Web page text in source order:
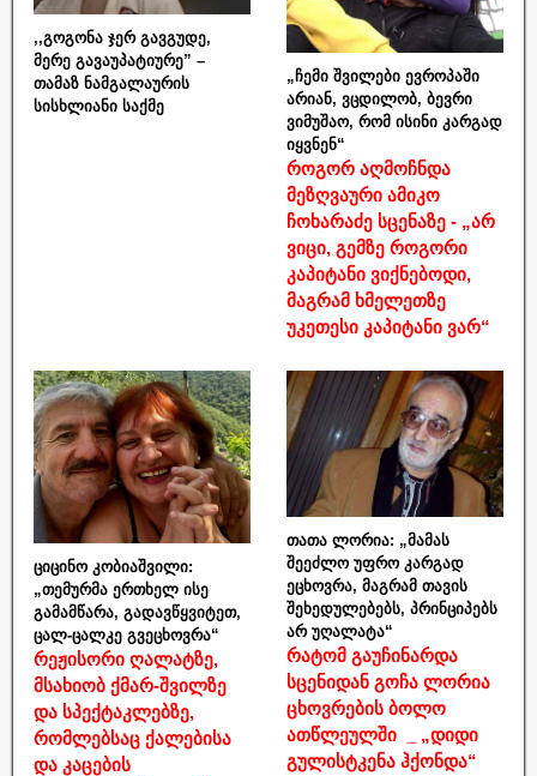
,,გოგონა ჯერ გავგუდე,
მერე გავაუპატიურე” –
თამაზ ნამგალაურის
სისხლიანი საქმე
„ჩემი შვილები ევროპაში
არიან, ვცდილობ, ბევრი
ვიმუშაო, რომ ისინი კარგად
იყვნენ“
როგორ აღმოჩნდა
მეზღვაური ამიკო
ჩოხარაძე სცენაზე - „არ
ვიცი, გემზე როგორი
კაპიტანი ვიქნებოდი,
მაგრამ ხმელეთზე
უკეთესი კაპიტანი ვარ“
ციცინო კობიაშვილი:
„თემურმა ერთხელ ისე
გამამწარა, გადავწყვიტეთ,
ცალ-ცალკე გვეცხოვრა“
რეჟისორი ღალატზე,
მსახიობ ქმარ-შვილზე
და სპექტაკლებზე,
რომლებსაც ქალებისა
და კაცების
თათა ლორია: „მამას
შეეძლო უფრო კარგად
ეცხოვრა, მაგრამ თავის
შეხედულებებს, პრინციპებს
არ უღალატა“
რატომ გაუჩინარდა
სცენიდან გოჩა ლორია
ცხოვრების ბოლო
ათწლეულში _ „დიდი
გულისტკენა ჰქონდა“